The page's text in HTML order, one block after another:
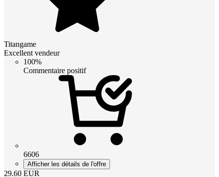
Titangame
Excellent vendeur
100%
Commentaire positif
6606
Afficher les détails de l'offre
29.60 EUR